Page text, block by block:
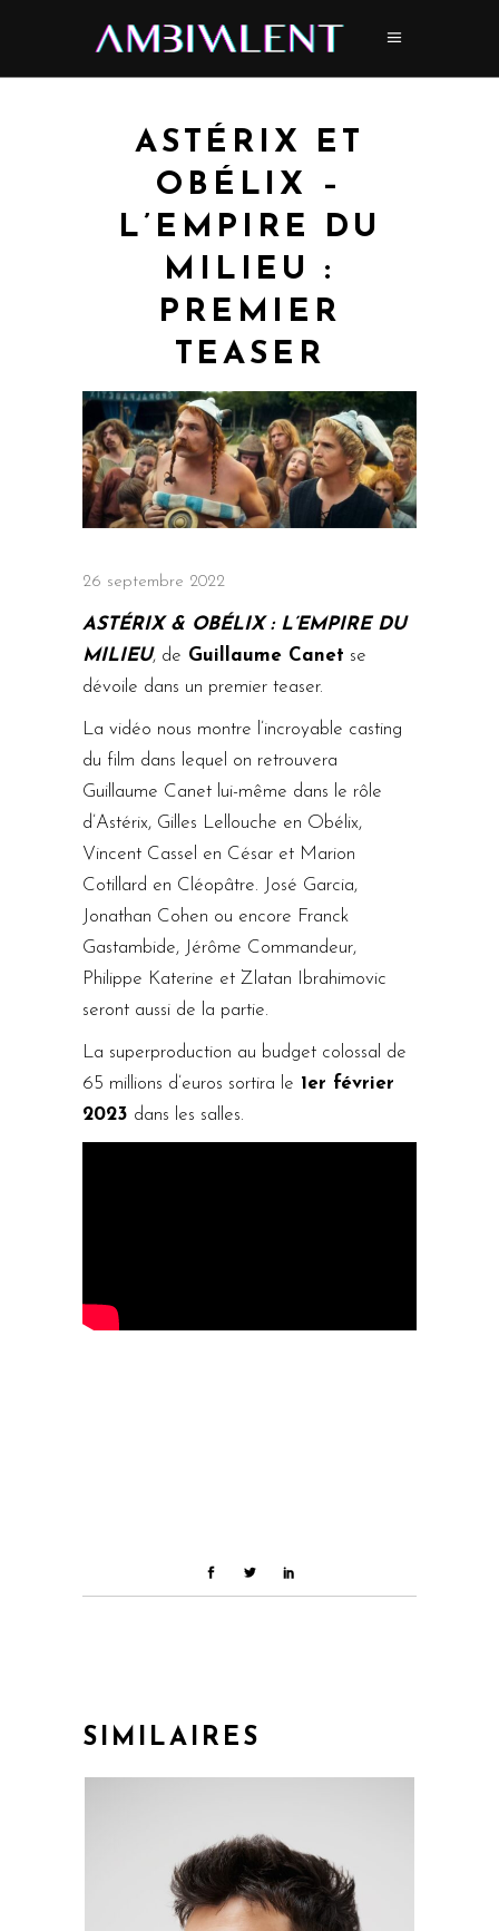
ASTÉRIX ET
OBÉLIX –
L’EMPIRE DU
MILIEU :
PREMIER
TEASER
26 septembre 2022
ASTÉRIX & OBÉLIX : L’EMPIRE DU
MILIEU, de Guillaume Canet se
dévoile dans un premier teaser.
La vidéo nous montre l’incroyable casting
du film dans lequel on retrouvera
Guillaume Canet lui-même dans le rôle
d’Astérix, Gilles Lellouche en Obélix,
Vincent Cassel en César et Marion
Cotillard en Cléopâtre. José Garcia,
Jonathan Cohen ou encore Franck
Gastambide, Jérôme Commandeur,
Philippe Katerine et Zlatan Ibrahimovic
seront aussi de la partie.
La superproduction au budget colossal de
65 millions d’euros sortira le 1er février
2023 dans les salles.
SIMILAIRES